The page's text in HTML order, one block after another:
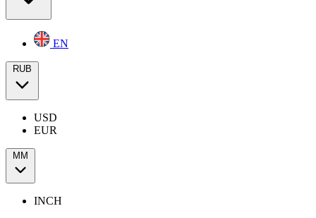
EN
RUB
USD
EUR
ММ
INCH